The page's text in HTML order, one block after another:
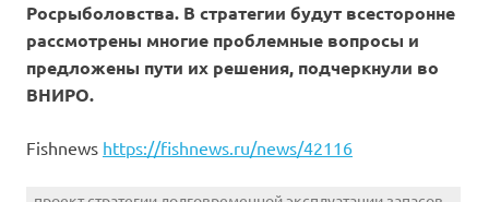
Росрыболовства. В стратегии будут всесторонне
рассмотрены многие проблемные вопросы и
предложены пути их решения, подчеркнули во
ВНИРО.
Fishnews https://fishnews.ru/news/42116